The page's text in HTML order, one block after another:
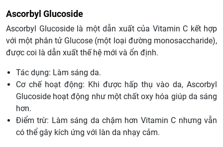
Ascorbyl Glucoside
Ascorbyl Glucoside là một dẫn xuất của Vitamin C kết hợp
với một phân tử Glucose (một loại đường monosaccharide),
được coi là dẫn xuất thế hệ mới và ổn định.
Tác dụng: Làm sáng da.
Cơ chế hoạt động: Khi được hấp thụ vào da, Ascorbyl
Glucoside hoạt động như một chất oxy hóa giúp da sáng
hơn.
Điểm trừ: Làm sáng da chậm hơn Vitamin C nhưng vẫn
có thể gây kích ứng với làn da nhạy cảm.